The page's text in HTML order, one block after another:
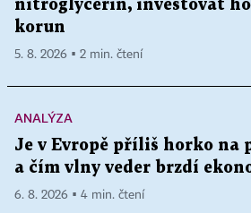
nitroglycerin, investovat
korun
5. 8. 2026 ▪ 2 min. čtení
ANALÝZA
Je v Evropě příliš horko na
a čím vlny veder brzdí
6. 8. 2026 ▪ 4 min. čtení